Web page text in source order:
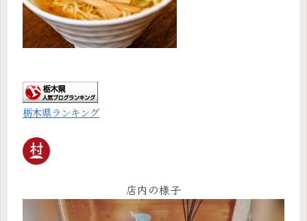
栃木県ランキング
店内の様子